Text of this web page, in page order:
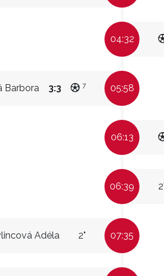
04:32
Barbora 3:3 7 05:58
06:13
06:39
Adéla 2" 07:35